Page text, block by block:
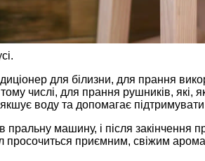
для білизни, для прання
числі, для прання рушників, які,
воду та допомагає
машину, і після закінчення
просочиться приємним, свіжим